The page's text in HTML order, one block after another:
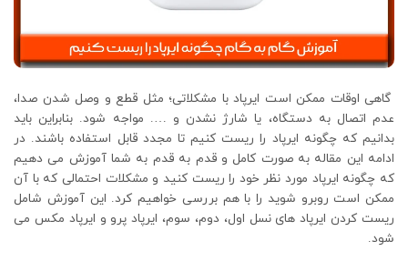
گاهی اوقات ممکن است ایرپاد با مشکلاتی؛ مثل قطع و وصل شدن صدا،
عدم اتصال به دستگاه، یا شارژ نشدن و …. مواجه شود. بنابراین باید
بدانیم که چگونه ایرپاد را ریست کنیم تا مجدد قابل استفاده باشند. در
ادامه این مقاله به‌ صورت کامل و قدم‌ به ‌قدم به شما آموزش می دهیم
که چگونه ایرپاد مورد نظر خود را ریست کنید و مشکلات احتمالی که با آن
ممکن است روبرو شوید را با هم بررسی خواهیم کرد. این آموزش شامل
ریست کردن ایرپاد های نسل اول، دوم، سوم، ایرپاد پرو و ایرپاد مکس می
شود.